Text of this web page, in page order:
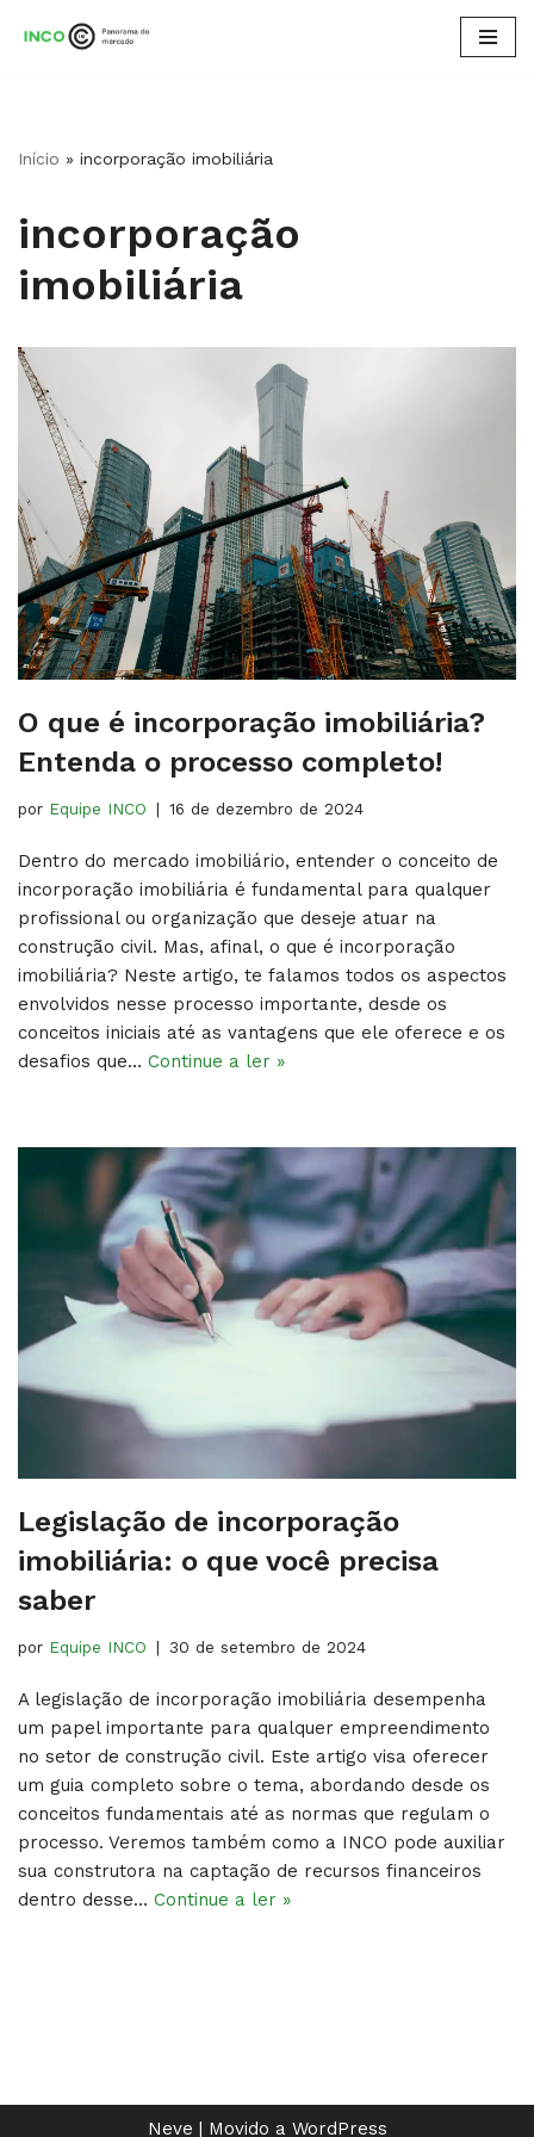
conteúdo
Início » incorporação imobiliária
incorporação
imobiliária
O que é incorporação imobiliária?
Entenda o processo completo!
por Equipe INCO 16 de dezembro de 2024
Dentro do mercado imobiliário, entender o conceito de
incorporação imobiliária é fundamental para qualquer
profissional ou organização que deseje atuar na
construção civil. Mas, afinal, o que é incorporação
imobiliária? Neste artigo, te falamos todos os aspectos
envolvidos nesse processo importante, desde os
conceitos iniciais até as vantagens que ele oferece e os
desafios que… Continue a ler »
Legislação de incorporação
imobiliária: o que você precisa
saber
por Equipe INCO 30 de setembro de 2024
A legislação de incorporação imobiliária desempenha
um papel importante para qualquer empreendimento
no setor de construção civil. Este artigo visa oferecer
um guia completo sobre o tema, abordando desde os
conceitos fundamentais até as normas que regulam o
processo. Veremos também como a INCO pode auxiliar
sua construtora na captação de recursos financeiros
dentro desse… Continue a ler »
Neve | Movido a WordPress